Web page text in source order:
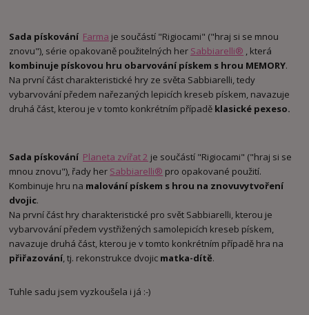
Sada pískování Farma je součástí "Rigiocami" ("hraj si se mnou
znovu"), série opakovaně použitelných her Sabbiarelli® , která
kombinuje pískovou hru obarvování pískem s hrou MEMORY.
Na první část charakteristické hry ze světa Sabbiarelli, tedy
vybarvování předem nařezaných lepicích kreseb pískem, navazuje
druhá část, kterou je v tomto konkrétním případě klasické pexeso.
Sada pískování Planeta zvířat 2 je součástí "Rigiocami" ("hraj si se
mnou znovu"), řady her Sabbiarelli® pro opakované použití.
Kombinuje hru na malování pískem s hrou na znovuvytvoření
dvojic.
Na první část hry charakteristické pro svět Sabbiarelli, kterou je
vybarvování předem vystřižených samolepicích kreseb pískem,
navazuje druhá část, kterou je v tomto konkrétním případě hra na
přiřazování, tj. rekonstrukce dvojic matka-dítě.
Tuhle sadu jsem vyzkoušela i já :-)